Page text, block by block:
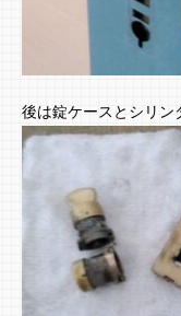
後は錠ケースとシリン